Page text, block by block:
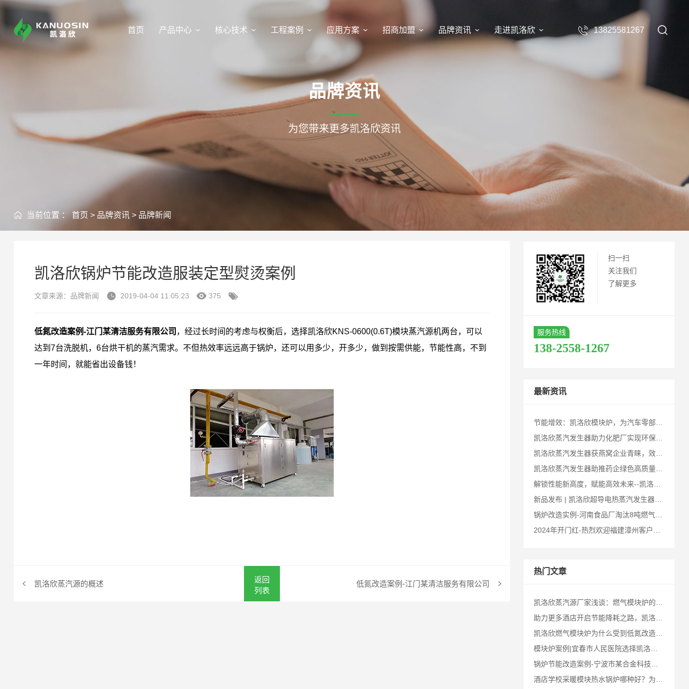
首页 产品中心 核心技术 工程案例 应用方案 招商加盟 品牌资讯 走进凯洛欣 13825581267
品牌资讯
为您带来更多凯洛欣资讯
当前位置 ：首页 > 品牌资讯> 品牌新闻
凯洛欣锅炉节能改造服装定型熨烫案例
文章来源：品牌新闻  2019-04-04 11:05:23  375 
低氮改造案例-江门某清洁服务有限公司 ， 经过长时间的考虑与权衡后，选择凯洛欣KNS-0600(0.6T)模块蒸汽源机两台，可以
达到7台洗脱机，6台烘干机的蒸汽需求。不但热效率远远高于锅炉，还可以用多少，开多少，做到按需供能，节能性高，不到
一年时间，就能省出设备钱！
凯洛欣蒸汽源的概述
返回
列表
低氮改造案例-江门某清洁服务有限公司
扫一扫
关注我们
了解更多
服务热线
138-2558-1267
最新资讯
热门文章